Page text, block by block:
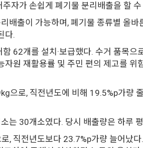
자가 손쉽게 폐기물 분리배출을 할
배출이 가능하며, 폐기물 종류별 올
다.
62개를 설치·보급했다. 수거 품목으
원 재활용률 및 주민 편의 제고를
으로, 직전년도에 비해 19.5%p가량
는 30개소였다. 당시 배출량은 하루
, 직전년도보다 23.7%p가량 늘어났